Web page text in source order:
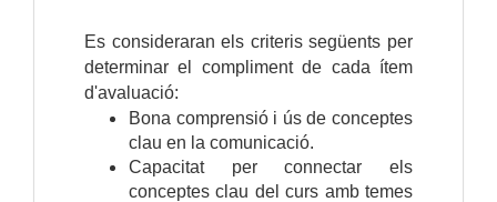
Es consideraran els criteris següents per
determinar el compliment de cada ítem
d'avaluació:
Bona comprensió i ús de conceptes
clau en la comunicació.
Capacitat per connectar els
conceptes clau del curs amb temes